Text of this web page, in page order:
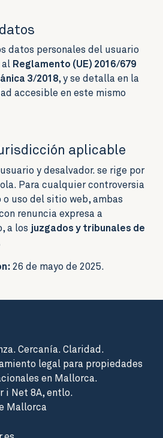
datos personales del usuario
al Reglamento (UE) 2016/679
3/2018, y se detalla en la
accesible en este mismo
aplicable
y desalvador. se rige por
Para cualquier controversia
uso del sitio web, ambas
renuncia expresa a
a los juzgados y tribunales de
26 de mayo de 2025.
Cercanía. Claridad.
legal para propiedades
en Mallorca.
i Net 8A, entlo.
Mallorca